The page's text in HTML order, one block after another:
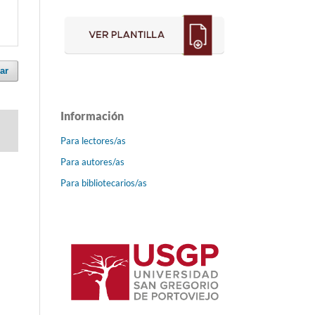
Información
Para lectores/as
Para autores/as
Para bibliotecarios/as